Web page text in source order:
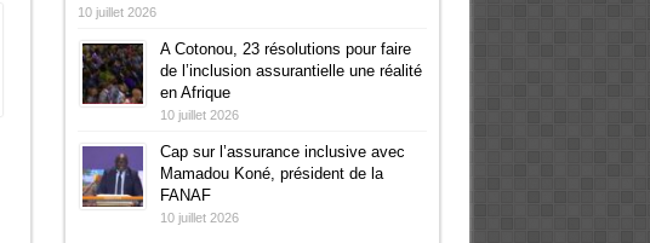
10 juillet 2026
A Cotonou, 23 résolutions pour faire
de l’inclusion assurantielle une réalité
en Afrique
10 juillet 2026
Cap sur l’assurance inclusive avec
Mamadou Koné, président de la
FANAF
10 juillet 2026